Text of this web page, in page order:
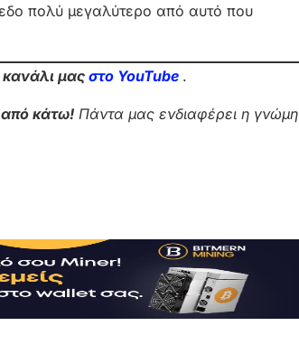
πολύ μεγαλύτερο από αυτό που
μας στο YouTube .
κάτω! Πάντα μας ενδιαφέρει η γνώμη